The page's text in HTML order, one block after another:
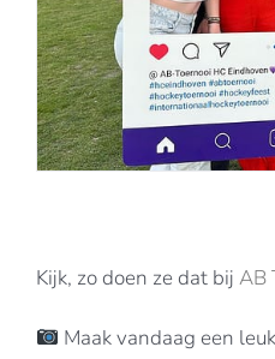
Kijk, zo doen ze dat bij AB
Maak vandaag een